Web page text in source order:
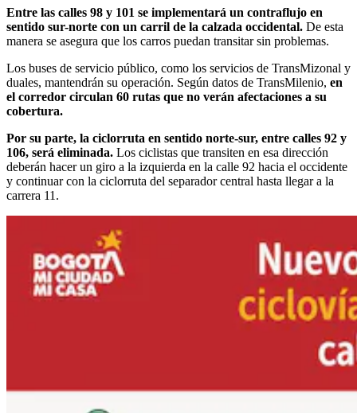
Entre las calles 98 y 101 se implementará un contraflujo en
sentido sur-norte con un carril de la calzada occidental. De esta
manera se asegura que los carros puedan transitar sin problemas.
Los buses de servicio público, como los servicios de TransMizonal y
duales, mantendrán su operación. Según datos de TransMilenio, en
el corredor circulan 60 rutas que no verán afectaciones a su
cobertura.
Por su parte, la ciclorruta en sentido norte-sur, entre calles 92 y
106, será eliminada. Los ciclistas que transiten en esa dirección
deberán hacer un giro a la izquierda en la calle 92 hacia el occidente
y continuar con la ciclorruta del separador central hasta llegar a la
carrera 11.